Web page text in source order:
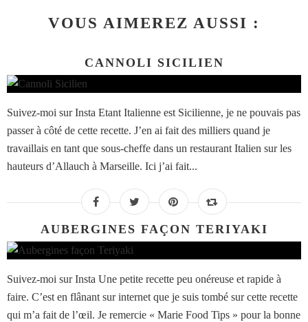
VOUS AIMEREZ AUSSI :
CANNOLI SICILIEN
Suivez-moi sur Insta Etant Italienne est Sicilienne, je ne pouvais pas
passer à côté de cette recette. J’en ai fait des milliers quand je
travaillais en tant que sous-cheffe dans un restaurant Italien sur les
hauteurs d’Allauch à Marseille. Ici j’ai fait...
AUBERGINES FAÇON TERIYAKI
Suivez-moi sur Insta Une petite recette peu onéreuse et rapide à
faire. C’est en flânant sur internet que je suis tombé sur cette recette
qui m’a fait de l’œil. Je remercie « Marie Food Tips » pour la bonne